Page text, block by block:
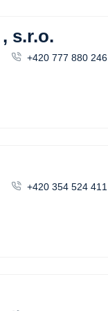
s.r.o.
+420 777 880 246
+420 354 524 411